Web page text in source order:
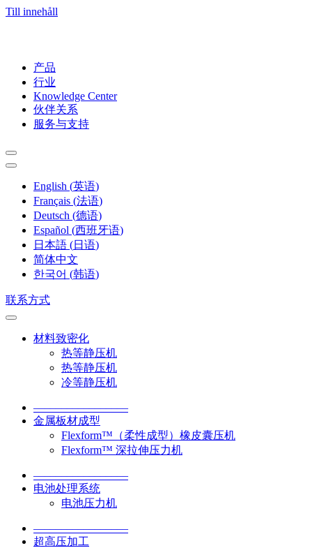
Till innehåll
产品
行业
Knowledge Center
伙伴关系
服务与支持
English (英语)
Français (法语)
Deutsch (德语)
Español (西班牙语)
日本語 (日语)
简体中文
한국어 (韩语)
联系方式
材料致密化
热等静压机
热等静压机
冷等静压机
–––––––––––––––––
金属板材成型
Flexform™（柔性成型）橡皮囊压机
Flexform™ 深拉伸压力机
–––––––––––––––––
电池处理系统
电池压力机
–––––––––––––––––
超高压加工